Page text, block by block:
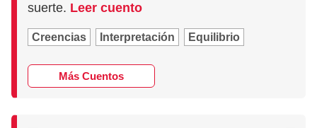
suerte. Leer cuento
Creencias Interpretación Equilibrio
Más Cuentos